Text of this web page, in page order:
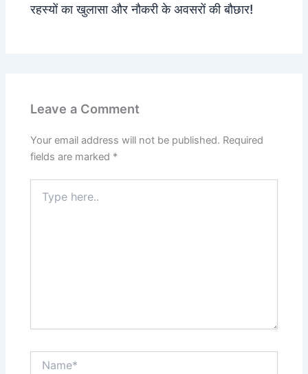
रहस्यों का खुलासा और नौकरी के अवसरों की बौछार!
Leave a Comment
Your email address will not be published. Required
fields are marked *
here..